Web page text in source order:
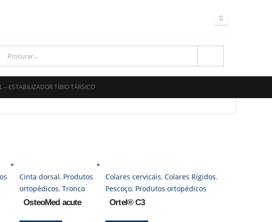
– ESTABILIZADOR TÍBIO TÁRSICO
Cinta dorsal, Produtos
ortopédicos,Tronco
OsteoMed acute
Colares cervicais,Colares Rígidos,
Pescoço, Produtos ortopédicos
Ortel® C3